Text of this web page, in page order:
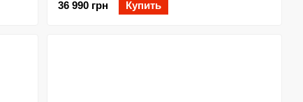
36 990 грн
Купить